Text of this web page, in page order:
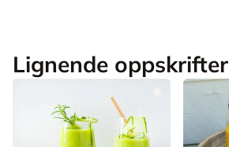
Lignende oppskrifter